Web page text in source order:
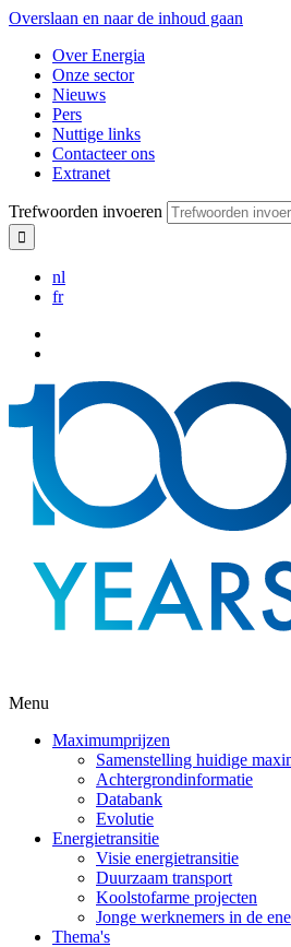
Overslaan en naar de inhoud gaan
Over Energia
Onze sector
Nieuws
Pers
Nuttige links
Contacteer ons
Extranet
Trefwoorden invoeren
nl
fr
Menu
Maximumprijzen
Samenstelling huidige
Achtergrondinformatie
Databank
Evolutie
Energietransitie
Visie energietransitie
Duurzaam transport
Koolstofarme projecten
Jonge werknemers in de
Thema's